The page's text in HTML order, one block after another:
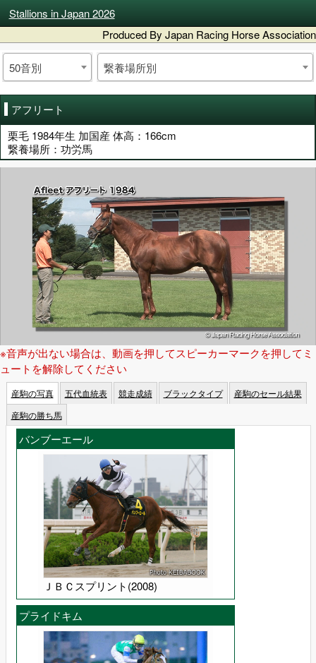
Stallions in Japan 2026
Produced By Japan Racing Horse Association
50音別 繋養場所別
アフリート
栗毛 1984年生 加国産 体高：166cm
繋養場所：功労馬
※音声が出ない場合は、動画を押してスピーカーマークを押してミ
ュートを解除してください
産駒の写真 五代血統表 競走成績 ブラックタイプ
産駒のセール結果
産駒の勝ち馬
バンブーエール
ＪＢＣスプリント(2008)
プライドキム